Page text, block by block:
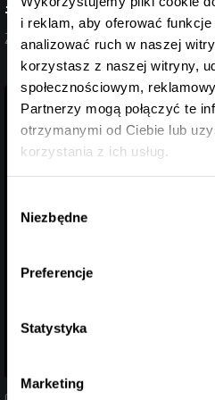
i reklam, aby oferować funkcje
analizować ruch w naszej
korzystasz z naszej witryny,
społecznościowym,
Partnerzy mogą połączyć te
otrzymanymi od Ciebie lub
korzystania z ich usług.
zgody
Niezbędne
Preferencje
Statystyka
Marketing
#StreszczenieTygodnia
Zobacz aktualizację z ostatnich